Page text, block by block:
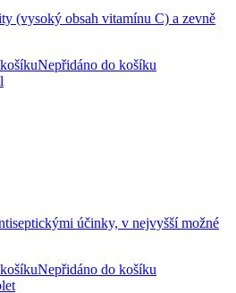
(vysoký obsah vitamínu C) a zevně
Nepřidáno do košíku
účinky, v nejvyšší možné
Nepřidáno do košíku